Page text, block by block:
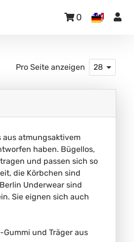
0
Pro Seite anzeigen 28
aus atmungsaktivem
haben. Bügellos,
und passen sich so
die Körbchen sind
Underwear sind
Sie eignen sich auch
Gummi und Träger aus